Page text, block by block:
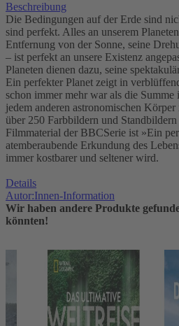
Beschreibung
Die Bedingungen auf der Erde sind
sind perfekt. Alles an unserem
Entfernung von der Sonne, seine
– ist perfekt an unsere Existenz
Planeten dienen dazu, seine
Ein perfekter Planet zeigt in
schon immer mehr war als die
jedem anderen astronomischen
über 250 Farbbildern und
Filmmaterial der BBCSerie ist »Ein
atemberaubende Erkundung des
immer kostbarer und seltener wird.
Details
Autor:Innen-Information
Wir haben andere Produkte
könnten!